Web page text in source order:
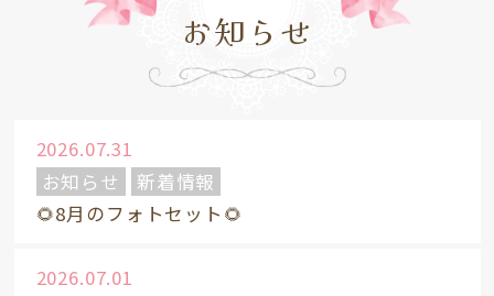
お知らせ
2026.07.31
お知らせ
新着情報
🌻8月のフォトセット🌻
2026.07.01